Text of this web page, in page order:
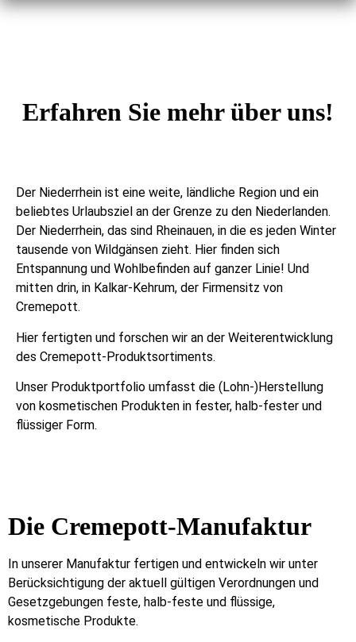
Erfahren Sie mehr über uns!
Der Niederrhein ist eine weite, ländliche Region und ein
beliebtes Urlaubsziel an der Grenze zu den Niederlanden.
Der Niederrhein, das sind Rheinauen, in die es jeden Winter
tausende von Wildgänsen zieht. Hier finden sich
Entspannung und Wohlbefinden auf ganzer Linie! Und
mitten drin, in Kalkar-Kehrum, der Firmensitz von
Cremepott.
Hier fertigten und forschen wir an der Weiterentwicklung
des Cremepott-Produktsortiments.
Unser Produktportfolio umfasst die (Lohn-)Herstellung
von kosmetischen Produkten in fester, halb-fester und
flüssiger Form.
Die Cremepott-Manufaktur
In unserer Manufaktur fertigen und entwickeln wir unter
Berücksichtigung der aktuell gültigen Verordnungen und
Gesetzgebungen feste, halb-feste und flüssige,
kosmetische Produkte.